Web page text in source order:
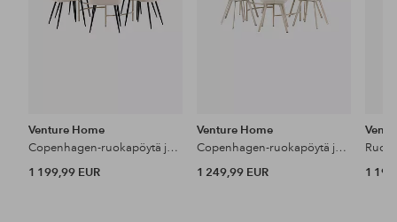
Venture Home
Copenhagen-ruokapöytä ja tuoli Night
1 199,99 EUR
Venture Home
Copenhagen-ruokapöytä ja Lilja-tuoli
1 249,99 EUR
1